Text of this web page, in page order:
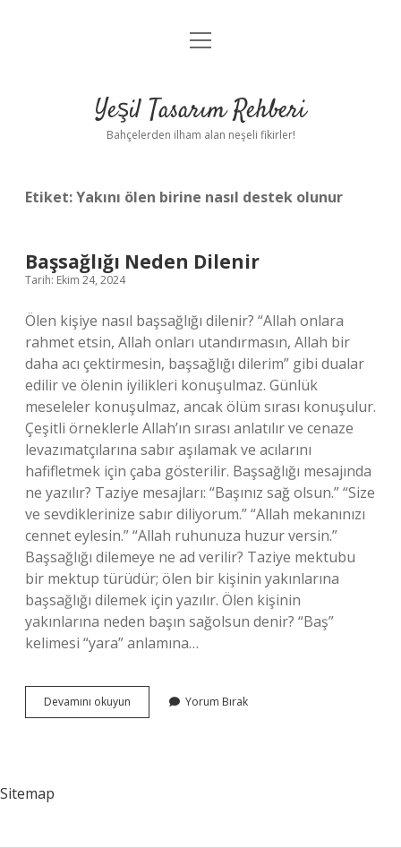
Anasayfa
Yasal Uyarı
menüyü
Yeşil Tasarım Rehberi
Bahçelerden ilham alan neşeli fikirler!
Etiket:Yakını ölen birine nasıl destek olunur
Başsağlığı Neden Dilenir
Tarih: Ekim 24, 2024
Ölen kişiye nasıl başsağlığı dilenir? “Allah onlara
rahmet etsin, Allah onları utandırmasın, Allah bir
daha acı çektirmesin, başsağlığı dilerim” gibi dualar
edilir ve ölenin iyilikleri konuşulmaz. Günlük
meseleler konuşulmaz, ancak ölüm sırası konuşulur.
Çeşitli örneklerle Allah’ın sırası anlatılır ve cenaze
levazımatçılarına sabır aşılamak ve acılarını
hafifletmek için çaba gösterilir. Başsağlığı mesajında
ne yazılır? Taziye mesajları: “Başınız sağ olsun.” “Size
ve sevdiklerinize sabır diliyorum.” “Allah mekanınızı
cennet eylesin.” “Allah ruhunuza huzur versin.”
Başsağlığı dilemeye ne ad verilir? Taziye mektubu
bir mektup türüdür; ölen bir kişinin yakınlarına
başsağlığı dilemek için yazılır. Ölen kişinin
yakınlarına neden başın sağolsun denir? “Baş”
kelimesi “yara” anlamına…
Devamını okuyun Başsağlığı
Neden
Yorum Bırak
Sitemap